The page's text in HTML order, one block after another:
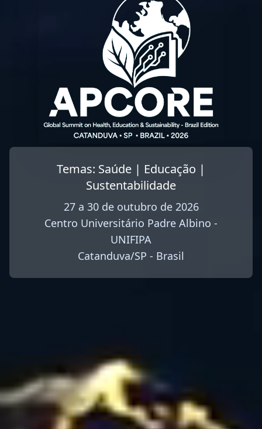
Temas: Saúde | Educação |
Sustentabilidade
27 a 30 de outubro de 2026
Centro Universitário Padre Albino -
UNIFIPA
Catanduva/SP - Brasil